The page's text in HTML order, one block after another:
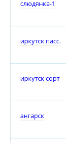
слюдянка-1
иркутск пасс.
иркутск сорт
ангарск